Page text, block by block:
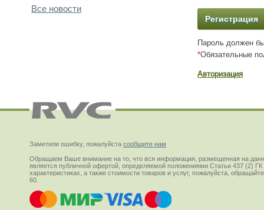
Пароль должен
*Обязательные
Авторизация
Все новости
Заметили ошибку, пожалуйста сообщите нам
Обращаем Ваше внимание на то, что вся информация, размещенная на
является публичной офертой, определяемой положениями Статьи 437 (2)
характеристиках, а также стоимости товаров и услуг, пожалуйста,
60.